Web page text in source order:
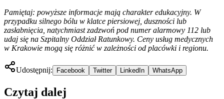
Pamiętaj: powyższe informacje mają charakter edukacyjny. W
przypadku silnego bólu w klatce piersiowej, duszności lub
zasłabnięcia, natychmiast zadzwoń pod numer alarmowy 112 lub
udaj się na Szpitalny Oddział Ratunkowy. Ceny usług medycznych
w Krakowie mogą się różnić w zależności od placówki i regionu.
Udostępnij: Facebook Twitter LinkedIn WhatsApp
Czytaj dalej